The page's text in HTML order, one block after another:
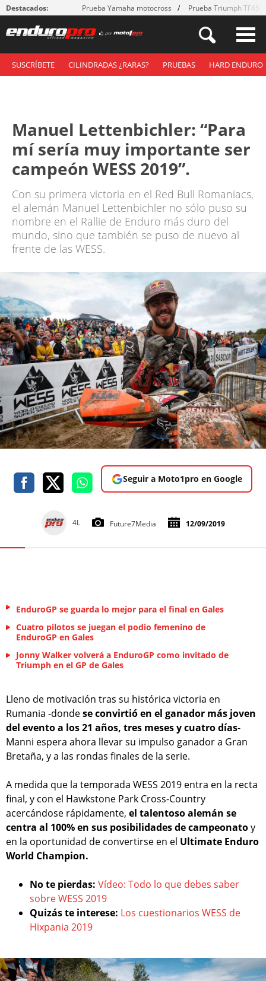
Destacados: Prueba Yamaha motocross Prueba Triumph
SUSCRÍBETE CILINDRADAS ¿RARAS? PRUEBAS HARD ENDURO
Manuel Lettenbichler: “Para
mí sería muy importante ser
campeón WESS 2019”.
Con su primera victoria en el Red Bull Romaniacs,
el alemán Manuel Lettenbichler no sólo puso su
nombre en el Rallie de Enduro más duro del
mundo, sino que también se puso de nuevo al
frente de las WESS.
Seguir a Moto1pro en Google
4L Future7Media 12/09/2019
EnduroGP se guarda lo mejor para el final en Gales
Cuatro pilotos se juegan el podio femenino de
EnduroGP en Gales
Jonny Walker volverá a EnduroGP como invitado de
Triumph en el GP de Gales
Lleno de motivación tras su histórica victoria en
Rumania -dondese convirtió en el ganador más joven
del evento a los 21 años, tres meses y cuatro días-
Manni espera ahora llevar su impulso ganador a Gran
Bretaña, y a las rondas finales de la serie.
A medida que la temporada WESS 2019 entra en la recta
final, y con el Hawkstone Park Cross-Country
acercándose rápidamente, el talentoso alemán se
centra al 100% en sus posibilidades de campeonatoy
en la oportunidad de convertirse en el Ultimate Enduro
World Champion.
No te pierdas: Vídeo: Todo lo que debes saber
sobre WESS 2019
Quizás te interese: Los cuestionarios WESS de
Hixpania 2019